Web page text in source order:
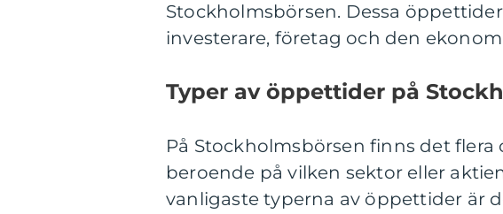
Stockholmsbörsen. Dessa
investerare, företag och den
Typer av öppettider på
På Stockholmsbörsen finns det
beroende på vilken sektor eller
vanligaste typerna av öppettider är